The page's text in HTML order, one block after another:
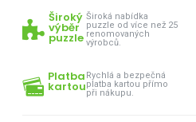
Široký
výběr
puzzle
Široká nabídka
puzzle od více než 25
renomovaných
výrobců.
Platba
kartou
Rychlá a bezpečná
platba kartou přímo
při nákupu.